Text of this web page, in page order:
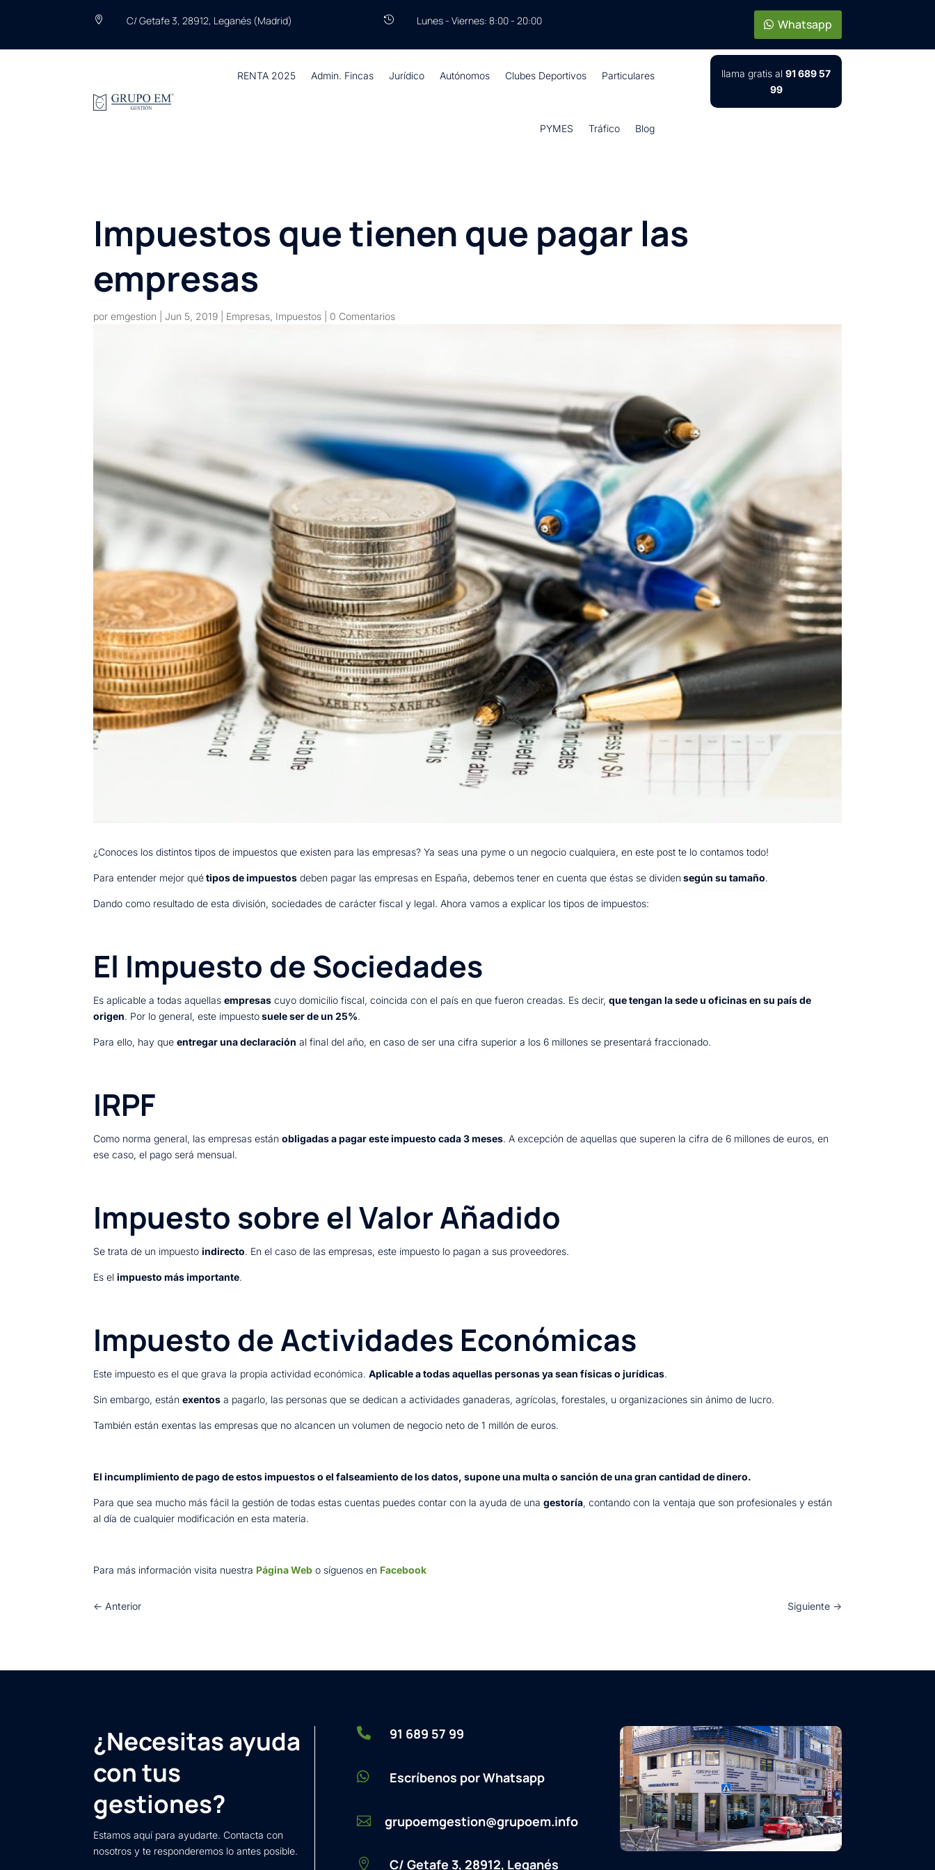
 C/ Getafe 3, 28912, Leganés (Madrid)  Lunes - Viernes: 8:00 - 20:00 Whatsapp
RENTA 2025 Admin. Fincas Jurídico Autónomos Clubes Deportivos Particulares
PYMES Tráfico Blog
llama gratis al91 689 57
99
Impuestos que tienen que pagar las
empresas
poremgestion Jun 5, 2019 Empresas Impuestos 0 Comentarios
¿Conoces los distintos tipos de impuestos que existen para las empresas? Ya seas una pyme o un negocio cualquiera, en este post te lo contamos todo!
Para entender mejor quétipos de impuestos deben pagar las empresas en España, debemos tener en cuenta que éstas se dividen según su tamaño.
Dando como resultado de esta división, sociedades de carácter fiscal y legal. Ahora vamos a explicar los tipos de impuestos:
El Impuesto de Sociedades
Es aplicable a todas aquellasempresas cuyo domicilio fiscal, coincida con el país en que fueron creadas. Es decir,que tengan la sede u oficinas en su país de
origen. Por lo general, este impuestosuele ser de un 25%.
Para ello, hay queentregar una declaración al final del año, en caso de ser una cifra superior a los 6 millones se presentará fraccionado.
IRPF
Como norma general, las empresas estánobligadas a pagar este impuesto cada 3 meses. A excepción de aquellas que superen la cifra de 6 millones de euros, en
ese caso, el pago será mensual.
Impuesto sobre el Valor Añadido
Se trata de un impuestoindirecto. En el caso de las empresas, este impuesto lo pagan a sus proveedores.
Es elimpuesto más importante.
Impuesto de Actividades Económicas
Este impuesto es el que grava la propia actividad económica.Aplicable a todas aquellas personas ya sean físicas o jurídicas.
Sin embargo, estánexentos a pagarlo, las personas que se dedican a actividades ganaderas, agrícolas, forestales, u organizaciones sin ánimo de lucro.
También están exentas las empresas que no alcancen un volumen de negocio neto de 1 millón de euros.
El incumplimiento de pago de estos impuestos o el falseamiento de los datos, supone una multa o sanción de una gran cantidad de dinero.
Para que sea mucho más fácil la gestión de todas estas cuentas puedes contar con la ayuda de unagestoría, contando con la ventaja que son profesionales y están
al día de cualquier modificación en esta materia.
Para más información visita nuestra Página Web o síguenos en Facebook
← Anterior Siguiente→
¿Necesitas ayuda
con tus
gestiones?
Estamos aquí para ayudarte. Contacta con
nosotros y te responderemos lo antes posible.
 91 689 57 99
 Escríbenos por Whatsapp
 grupoemgestion@grupoem.info
 C/ Getafe 3, 28912, Leganés